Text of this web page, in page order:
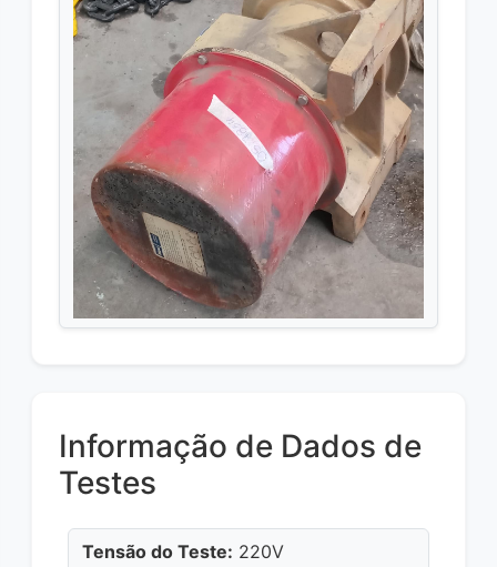
Informação de Dados de
Testes
Tensão do Teste: 220V